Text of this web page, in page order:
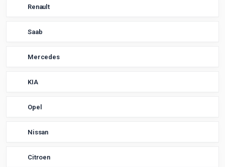
Renault
Saab
Mercedes
KIA
Opel
Nissan
Citroen